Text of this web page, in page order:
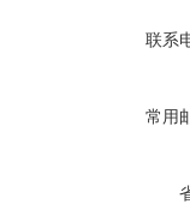
联系
常用